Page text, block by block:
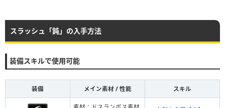
スラッシュ「鈍」の入手方法
装備スキルで使用可能
装備 メイン素材 / 性能 スキル